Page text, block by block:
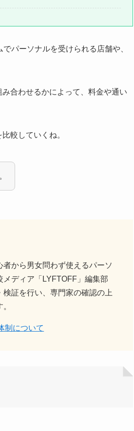
パーソナルを受けられる店舗や、
合わせるかによって、料金や通い
較していくね。
者から男女問わず使えるパーソ
メディア「LYFTOFF」編集部
検証を行い、専門家の確認の上
制について